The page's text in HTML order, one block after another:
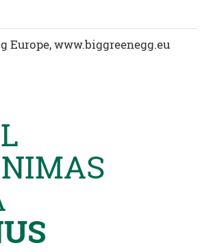
Europe, www.biggreenegg.eu